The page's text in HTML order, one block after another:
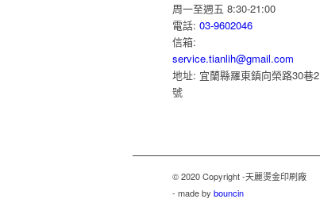
周一至週五 8:30-21:00
電話: 03-9602046
信箱:
service.tianlih@gmail.com
地址: 宜蘭縣羅東鎮向榮路30巷2
號
© 2020 Copyright -天麗燙金印刷廠
- made by bouncin